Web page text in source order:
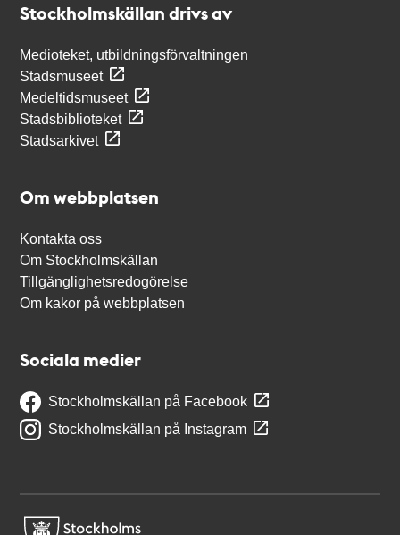
Stockholmskällan drivs av
Medioteket, utbildningsförvaltningen
Stadsmuseet
Medeltidsmuseet
Stadsbiblioteket
Stadsarkivet
Om webbplatsen
Kontakta oss
Om Stockholmskällan
Tillgänglighetsredogörelse
Om kakor på webbplatsen
Sociala medier
Stockholmskällan på Facebook
Stockholmskällan på Instagram